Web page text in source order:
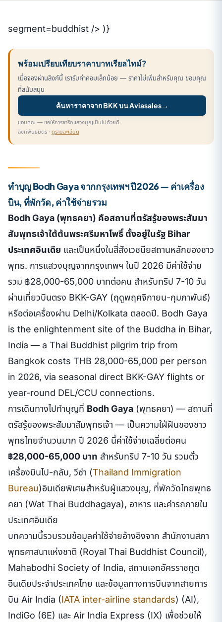
segment=buddhist /> )}
พร้อมเปรียบเทียบราคาบาทเรียลไทม์?
เมื่อจองผ่านลิงก์นี้ เรารับค่าคอมเล็กน้อย — ราคาไม่เพิ่มสำหรับคุณ ขอบคุณ
ที่สนับสนุน
ค้นหาราคาจาก BKK บน Aviasales→
ขอบคุณ — ขอให้การจาริกแสวงบุญเป็นไปด้วยดี.
ลิงก์พันธมิตร · ดูรายละเอียด
ทำบุญ Bodh Gaya จากกรุงเทพฯ ปี 2026 — ค่าเครื่อง
บิน, ที่พักวัด, ค่าใช้จ่ายรวม
Bodh Gaya (พุทธคยา) คือสถานที่ตรัสรู้ของพระสัมมา
สัมพุทธเจ้าใต้ต้นพระศรีมหาโพธิ์ ตั้งอยู่ในรัฐ Bihar
ประเทศอินเดีย และเป็นหนึ่งในสี่สังเวชนียสถานหลักของชาว
พุทธ. การแสวงบุญจากกรุงเทพฯ ในปี 2026 มีค่าใช้จ่าย
รวม ฿28,000-65,000 บาทต่อคน สำหรับทริป 7-10 วัน
ผ่านเที่ยวบินตรง BKK-GAY (ฤดูพฤศจิกายน-กุมภาพันธ์)
หรือต่อเครื่องผ่าน Delhi/Kolkata ตลอดปี. Bodh Gaya
is the enlightenment site of the Buddha in Bihar,
India — a Thai Buddhist pilgrim trip from
Bangkok costs THB 28,000-65,000 per person
in 2026, via seasonal direct BKK-GAY flights or
year-round DEL/CCU connections.
การเดินทางไปทำบุญที่ Bodh Gaya (พุทธคยา) — สถานที่
ตรัสรู้ของพระสัมมาสัมพุทธเจ้า — เป็นความใฝ่ฝันของชาว
พุทธไทยจำนวนมาก ปี 2026 นี้ค่าใช้จ่ายเฉลี่ยต่อคน
฿28,000-65,000 บาท สำหรับทริป 7-10 วัน รวมตั๋ว
เครื่องบินไป-กลับ, วีซ่า (Thailand Immigration
Bureau)อินเดียพิเศษสำหรับผู้แสวงบุญ, ที่พักวัดไทยพุทธ
คยา (Wat Thai Buddhagaya), อาหาร และค่ารถภายใน
ประเทศอินเดีย
บทความนี้รวบรวมข้อมูลค่าใช้จ่ายอ้างอิงจาก สำนักงานสภา
พุทธศาสนาแห่งชาติ (Royal Thai Buddhist Council),
Mahabodhi Society of India, สถานเอกอัครราชทูต
อินเดียประจำประเทศไทย และข้อมูลทางการบินจากสายการ
บิน Air India (IATA inter-airline standards) (AI),
IndiGo (6E) และ Air India Express (IX) เพื่อช่วยให้